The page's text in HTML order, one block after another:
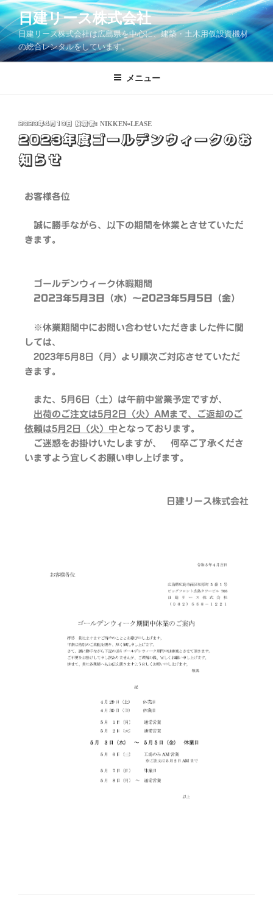
日建リース株式会社
日建リース株式会社は広島県を中心に、建築・土木用仮設資機材
の総合レンタルをしています。
メニュー
2023年4月10日 投稿者: NIKKEN-LEASE
2023年度ゴールデンウィークのお
知らせ
お客様各位
誠に勝手ながら、以下の期間を休業とさせていただ
きます。
ゴールデンウィーク休暇期間
2023年5月3日（水）～2023年5月5日（金）
※休業期間中にお問い合わせいただきました件に関
しては、
2023年5月8日（月）より順次ご対応させていただ
きます。
また、5月6日（土）は午前中営業予定ですが、
出荷のご注文は5月2日（火）AMまで、ご返却のご
依頼は5月2日（火）中 となっております。
ご迷惑をお掛けいたしますが、 何卒ご了承くださ
いますよう宜しくお願い申し上げます。
日建リース株式会社